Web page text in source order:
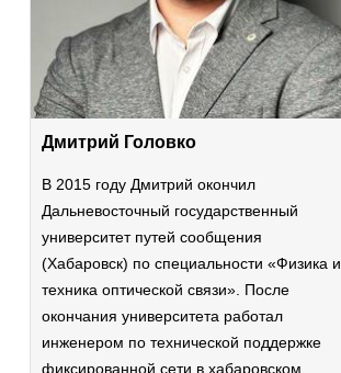
Дмитрий Головко
В 2015 году Дмитрий окончил
Дальневосточный государственный
университет путей сообщения
(Хабаровск) по специальности «Физика и
техника оптической связи». После
окончания университета работал
инженером по технической поддержке
фиксированной сети в хабаровском